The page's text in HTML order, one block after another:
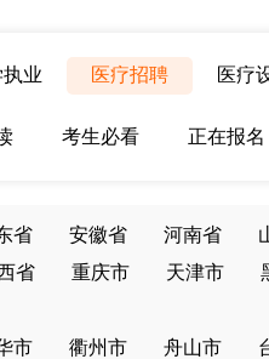
执业 医疗招聘 医疗
考生必看 正在报名
省 安徽省 河南省
省 重庆市 天津市
市 衢州市 舟山市